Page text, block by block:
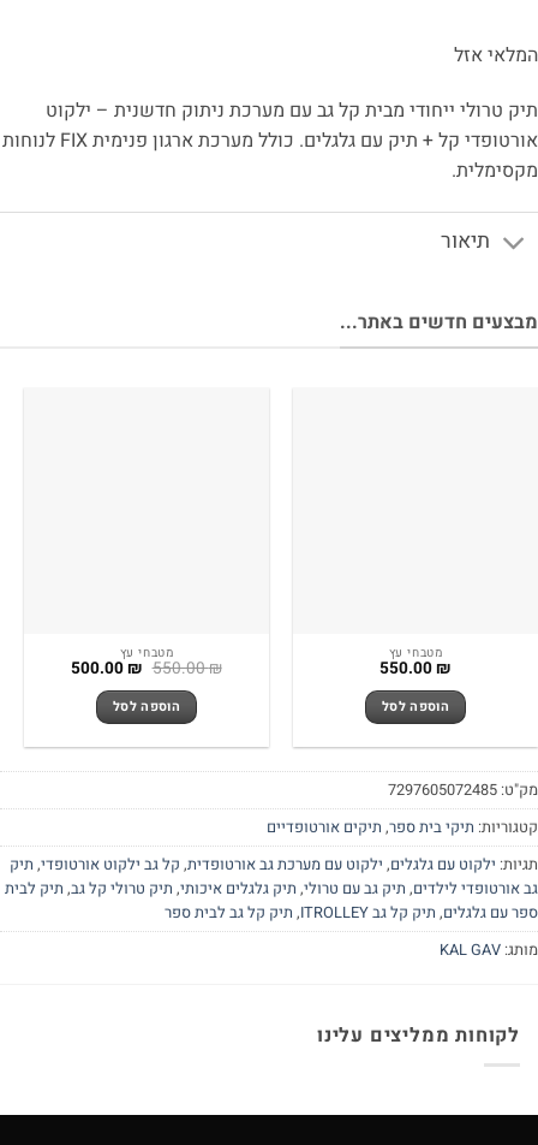
אזל
טרולי ייחודי מבית קל גב עם מערכת ניתוק חדשנית – ילקוט
אורטופדי קל + תיק עם גלגלים. כולל מערכת ארגון פנימית FIX לנוחות
תיאור
חדשים באתר...
מטבחי עץ
550.00₪
הוספה לסל
מטבחי עץ
550.00₪ המחיר
היה:
550.00 ₪.
500.00₪ המחיר
הוספה לסל
7297605072485
תיקי בית ספר,תיקים אורטופדיים
ילקוט עם גלגלים,ילקוט עם מערכת גב אורטופדית,קל גב ילקוט אורטופדי,תיק
אורטופדי לילדים,תיק גב עם טרולי,תיק גלגלים איכותי,תיק טרולי קל גב,תיק לבית
עם גלגלים,תיק קל גב ITROLLEY ,תיק קל גב לבית ספר
KAL GAV
לקוחות ממליצים עלינו